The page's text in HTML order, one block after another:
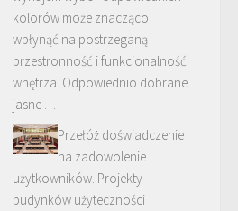
kolorów może znacząco
wpłynąć na postrzeganą
przestronność i funkcjonalność
wnętrza. Odpowiednio dobrane
jasne …
Przełóż doświadczenie
na zadowolenie
użytkowników. Projekty
budynków użyteczności